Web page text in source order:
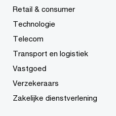
Retail & consumer
Technologie
Telecom
Transport en logistiek
Vastgoed
Verzekeraars
Zakelijke dienstverlening